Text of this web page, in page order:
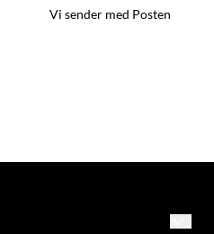
Vi sender med Posten